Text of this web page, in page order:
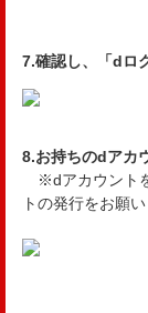
7.確認し、「dロ
8.お持ちのdアカ
※dアカウントを
トの発行をお願い